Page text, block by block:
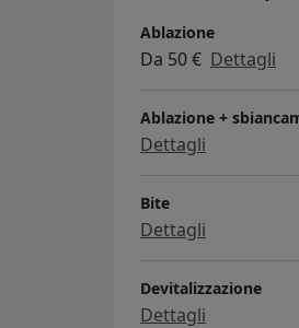
Ablazione
Da 50 € Dettagli
Ablazione +
Dettagli
Bite
Dettagli
Devitalizzazione
Dettagli